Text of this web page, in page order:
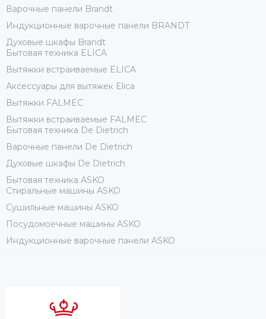
Варочные панели Brandt
Индукционные варочные панели BRANDT
Духовые шкафы Brandt
Бытовая техника ELICA
Вытяжки встраиваемые ELICA
Аксессуары для вытяжек Elica
Вытяжки FALMEC
Вытяжки встраиваемые FALMEC
Бытовая техника De Dietrich
Варочные панели De Dietrich
Духовые шкафы De Dietrich
Бытовая техника ASKO
Стиральные машины ASKO
Сушильные машины ASKO
Посудомоечные машины ASKO
Индукционные варочные панели ASKO